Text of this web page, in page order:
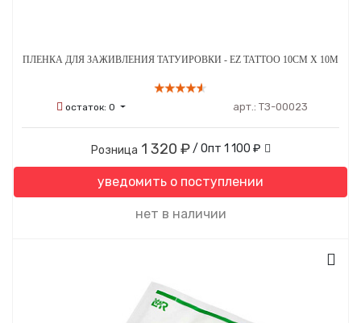
ПЛЕНКА ДЛЯ ЗАЖИВЛЕНИЯ ТАТУИРОВКИ - EZ TATTOO 10СМ Х 10М
остаток: 0 арт.: ТЗ-00023
Розница 1 320 ₽ / Опт 1 100 ₽
уведомить о поступлении
нет в наличии